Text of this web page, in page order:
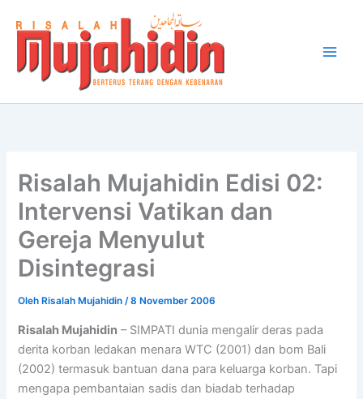
konten
Risalah Mujahidin Edisi 02:
Intervensi Vatikan dan
Gereja Menyulut
Disintegrasi
Oleh Risalah Mujahidin/8 November 2006
Risalah Mujahidin – SIMPATI dunia mengalir deras pada
derita korban ledakan menara WTC (2001) dan bom Bali
(2002) termasuk bantuan dana para keluarga korban. Tapi
mengapa pembantaian sadis dan biadab terhadap